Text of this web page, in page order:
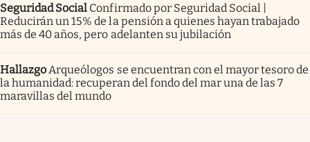
Seguridad Social Confirmado por Seguridad Social |
Reducirán un 15% de la pensión a quienes hayan trabajado
más de 40 años, pero adelanten su jubilación
Hallazgo Arqueólogos se encuentran con el mayor tesoro de
la humanidad: recuperan del fondo del mar una de las 7
maravillas del mundo